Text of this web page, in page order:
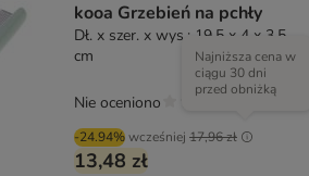
kooa Grzebień na pchły
Dł. x szer. x wys.: 19,5 x 4 x 3,5
cm
-24.94%wcześniej 17,96 zł
Najniższa cena w
ciągu 30 dni
przed obniżką
13,48 zł
Nie oceniono